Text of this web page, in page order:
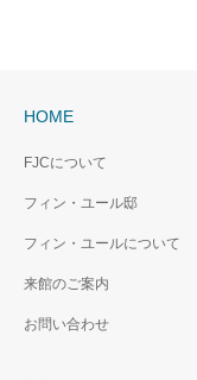
HOME
FJCについて
フィン・ユール邸
フィン・ユールについて
来館のご案内
お問い合わせ